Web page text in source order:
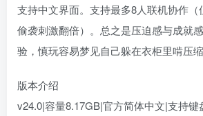
支持中文界面。支持最多8人联机协作
偷袭刺激翻倍）。总之是压迫感与成就
验，慎玩容易梦见自己躲在衣柜里啃压
版本介绍
v24.0|容量8.17GB|官方简体中文|支持键